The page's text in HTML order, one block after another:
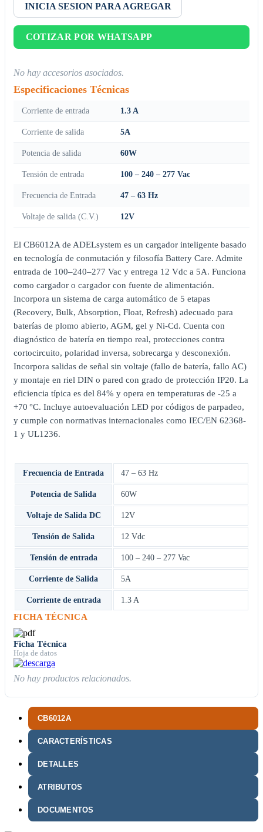
CB6012A
CARACTERÍSTICAS
DETALLES
ATRIBUTOS
DOCUMENTOS
INICIA SESION PARA AGREGAR
COTIZAR POR WHATSAPP
No hay accesorios asociados.
Especificaciones Técnicas
Corriente de entrada 1.3 A
Corriente de salida 5A
Potencia de salida 60W
Tensión de entrada 100 – 240 – 277 Vac
Frecuencia de Entrada 47 – 63 Hz
Voltaje de salida (C.V.) 12V
El CB6012A de ADELsystem es un cargador inteligente basado
en tecnología de conmutación y filosofía Battery Care. Admite
entrada de 100–240–277 Vac y entrega 12 Vdc a 5A. Funciona
como cargador o cargador con fuente de alimentación.
Incorpora un sistema de carga automático de 5 etapas
(Recovery, Bulk, Absorption, Float, Refresh) adecuado para
baterías de plomo abierto, AGM, gel y Ni-Cd. Cuenta con
diagnóstico de batería en tiempo real, protecciones contra
cortocircuito, polaridad inversa, sobrecarga y desconexión.
Incorpora salidas de señal sin voltaje (fallo de batería, fallo AC)
y montaje en riel DIN o pared con grado de protección IP20. La
eficiencia típica es del 84% y opera en temperaturas de -25 a
+70 °C. Incluye autoevaluación LED por códigos de parpadeo,
y cumple con normativas internacionales como IEC/EN 62368-
1 y UL1236.
Frecuencia de Entrada 47 – 63 Hz
Potencia de Salida 60W
Voltaje de Salida DC 12V
Tensión de Salida 12 Vdc
Tensión de entrada 100 – 240 – 277 Vac
Corriente de Salida 5A
Corriente de entrada 1.3 A
FICHA TÉCNICA
Ficha Técnica
Hoja de datos
No hay productos relacionados.